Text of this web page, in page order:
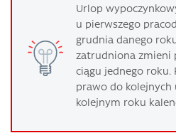
Urlop
u pierwszego
grudnia danego
zatrudniona zmieni
ciągu jednego roku.
prawo do
kolejnym roku